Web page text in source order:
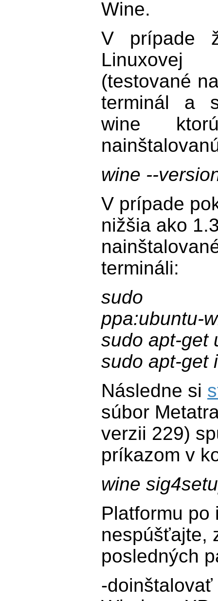
Wine.
V prípade
Linuxovej
(testované
terminál a
wine
wine --
V prípade
nižšia ako
termináli:
sudo
ppa:ubuntu-
sudo apt-get
sudo apt-get
Následne si
súbor
verzii 229)
príkazom v
wine
Platformu po
nespúšťajte,
posledných
-